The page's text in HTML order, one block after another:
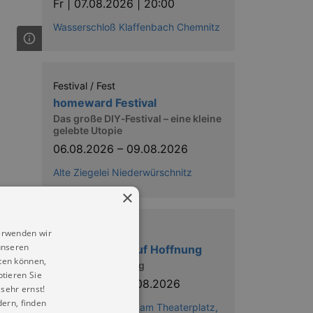
Fr | 07.08.2026 | 20:00
Wasserschloß Klaffenbach Chemnitz
Festival / Fest
homeward Festival
Das große DIY‑Festival – eine kleine
gelebte Utopie
06.08.2026 – 09.08.2026
Alte Ziegelei Niederwürschnitz
Utopia: Recht auf Hoffnung
Sonderausstellung
16.08.2026
Kunstsammlungen am Theaterplatz,
×
wir
können,
Sie
ernst!
finden